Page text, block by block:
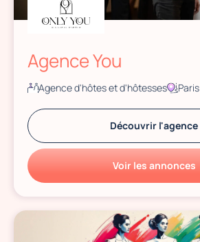
Agence You
Agence d'hôtes et d'hôtesses Paris
Découvrir l'agence
Voir les annonces